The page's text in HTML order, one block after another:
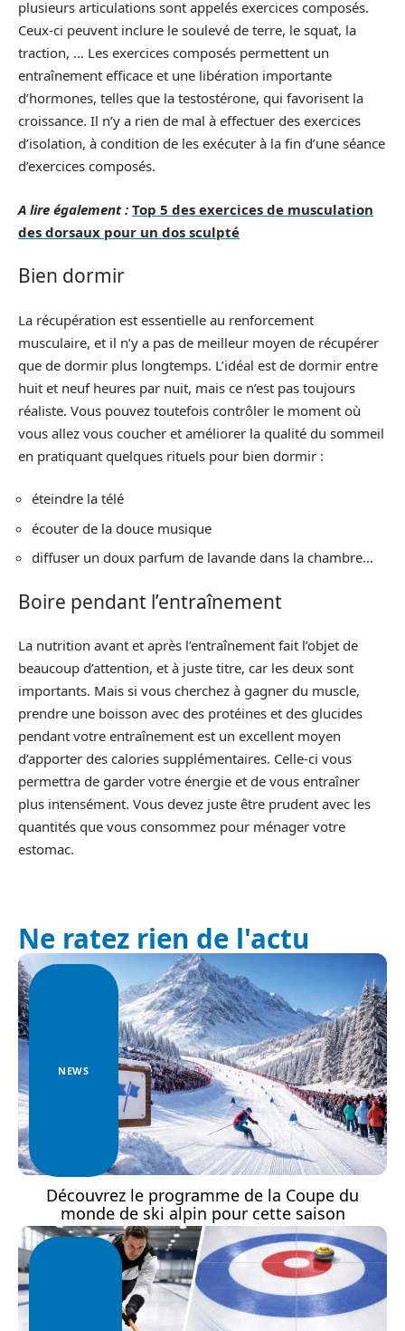
plusieurs articulations sont appelés exercices composés.
Ceux-ci peuvent inclure le soulevé de terre, le squat, la
traction, … Les exercices composés permettent un
entraînement efficace et une libération importante
d’hormones, telles que la testostérone, qui favorisent la
croissance. Il n’y a rien de mal à effectuer des exercices
d’isolation, à condition de les exécuter à la fin d’une séance
d’exercices composés.
A lire également : Top 5 des exercices de musculation
des dorsaux pour un dos sculpté
Bien dormir
La récupération est essentielle au renforcement
musculaire, et il n’y a pas de meilleur moyen de récupérer
que de dormir plus longtemps. L’idéal est de dormir entre
huit et neuf heures par nuit, mais ce n’est pas toujours
réaliste. Vous pouvez toutefois contrôler le moment où
vous allez vous coucher et améliorer la qualité du sommeil
en pratiquant quelques rituels pour bien dormir :
éteindre la télé
écouter de la douce musique
diffuser un doux parfum de lavande dans la chambre…
Boire pendant l’entraînement
La nutrition avant et après l’entraînement fait l’objet de
beaucoup d’attention, et à juste titre, car les deux sont
importants. Mais si vous cherchez à gagner du muscle,
prendre une boisson avec des protéines et des glucides
pendant votre entraînement est un excellent moyen
d’apporter des calories supplémentaires. Celle-ci vous
permettra de garder votre énergie et de vous entraîner
plus intensément. Vous devez juste être prudent avec les
quantités que vous consommez pour ménager votre
estomac.
Ne ratez rien de l'actu
NEWS
Découvrez le programme de la Coupe du
monde de ski alpin pour cette saison